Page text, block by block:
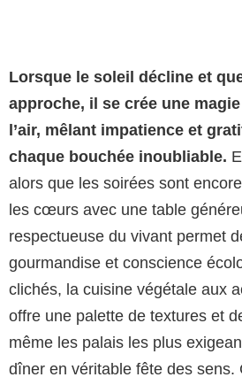
Lorsque le soleil décline et
approche, il se crée une
l’air, mêlant impatience et
chaque bouchée inoubliable.
alors que les soirées sont
les cœurs avec une table
respectueuse du vivant permet
gourmandise et conscience
clichés, la cuisine végétale aux
offre une palette de textures et
même les palais les plus
dîner en véritable fête des sens.